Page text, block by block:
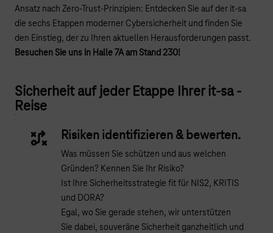
Ansatz nach Zero-Trust-Prinzipien: Entdecken Sie auf der it-sa
die sechs Etappen moderner Cybersicherheit und finden Sie
den Einstieg, der zu Ihren aktuellen Herausforderungen passt.
Besuchen Sie uns in Halle 7A am Stand 230!
Sicherheit auf jeder Etappe Ihrer it-sa -
Reise
Risiken identifizieren & bewerten.
Was müssen Sie schützen und aus welchen
Gründen? Kennen Sie Ihr Risiko?
Ist Ihre Sicherheitsstrategie fit für NIS2, KRITIS
und DORA?
Egal, wo Sie gerade stehen, wir unterstützen
Sie dabei, souveräne Sicherheit ganzheitlich und